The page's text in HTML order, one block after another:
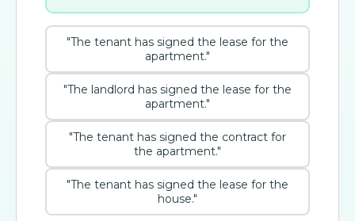
"The tenant has signed the lease for the
apartment."
"The landlord has signed the lease for the
apartment."
"The tenant has signed the contract for
the apartment."
"The tenant has signed the lease for the
house."